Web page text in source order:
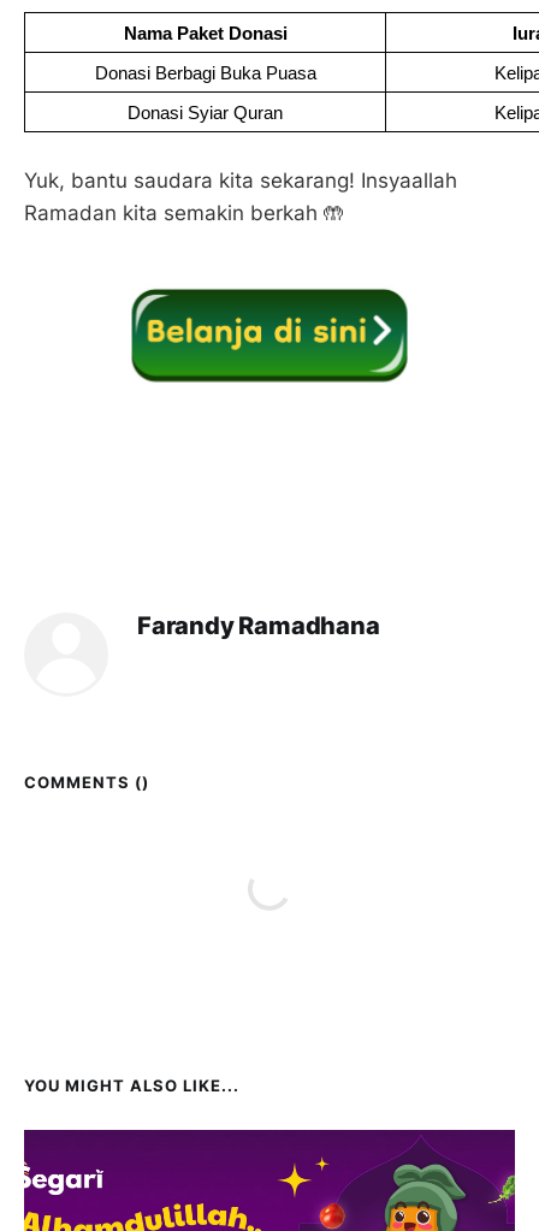
Nama Paket Donasi
Donasi Berbagi Buka Puasa
Donasi Syiar Quran
Yuk, bantu saudara kita sekarang! Insyaallah
Ramadan kita semakin berkah 🤲
Farandy Ramadhana
COMMENTS ()
YOU MIGHT ALSO LIKE...